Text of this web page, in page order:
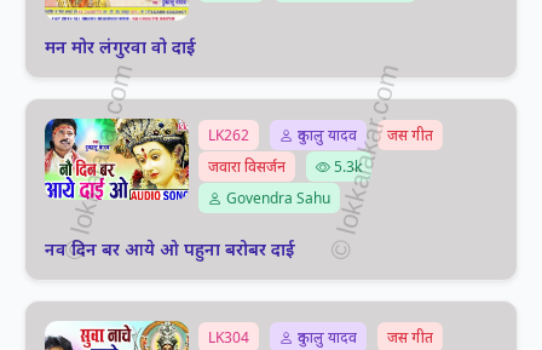
मन मोर लंगुरवा वो दाई
LK262 दुकालु यादव
जस गीत
जवारा विसर्जन
5.3k
Govendra Sahu
नव दिन बर आये ओ पहुना बरोबर दाई
LK304 दुकालु यादव
जस गीत